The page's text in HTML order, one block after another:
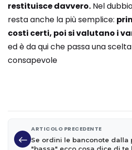
restituisce davvero. Nel
resta anche la più semplice:
costi certi, poi si valutano i
ed è da qui che passa una
consapevole
ARTICOLO PRECEDENTE
Se ordini le banconote dalla